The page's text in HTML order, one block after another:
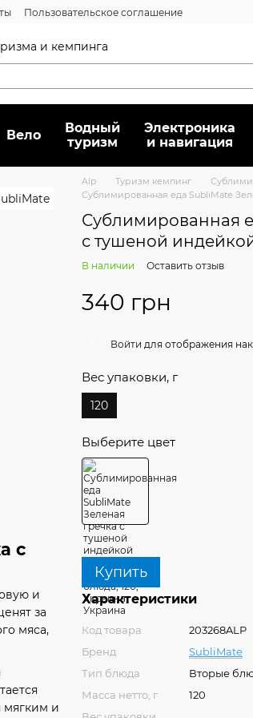
Пользовательское соглашение
и кемпинга
Вело
Водный
туризм
Электроника
и навигация
с
и
за
мяса,
мягким и
Alp Туризм кемпинг
Сублимированная еда SubliMate
Сублимированная
с тушеной
В наличии Оставить отзыв
340 грн
Войти для отображения
Вес упаковки, г
120
Выберите цвет
Купить
Характеристики
Код товара
203268ALP
Бренд
SubliMate
Тип блюда
Вторые
Масса нетто, г
120